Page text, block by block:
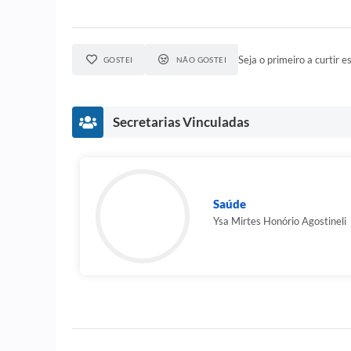
GOSTEI NÃO GOSTEI Seja o primeiro a curtir
Secretarias Vinculadas
Saúde
Ysa Mirtes Honório Agostineli